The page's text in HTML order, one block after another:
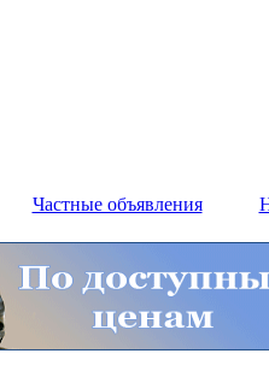
Частные объявления